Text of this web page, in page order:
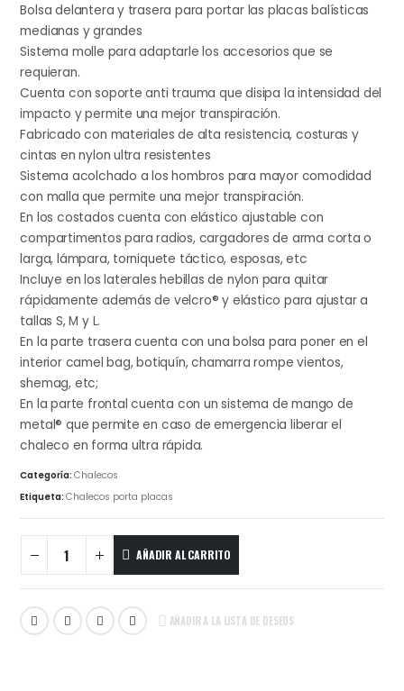
Bolsa delantera y trasera para portar las placas balísticas
medianas y grandes
Sistema molle para adaptarle los accesorios que se
requieran.
Cuenta con soporte anti trauma que disipa la intensidad del
impacto y permite una mejor transpiración.
Fabricado con materiales de alta resistencia, costuras y
cintas en nylon ultra resistentes
Sistema acolchado a los hombros para mayor comodidad
con malla que permite una mejor transpiración.
En los costados cuenta con elástico ajustable con
compartimentos para radios, cargadores de arma corta o
larga, lámpara, torniquete táctico, esposas, etc
Incluye en los laterales hebillas de nylon para quitar
rápidamente además de velcro® y elástico para ajustar a
tallas S, M y L.
En la parte trasera cuenta con una bolsa para poner en el
interior camel bag, botiquín, chamarra rompe vientos,
shemag, etc;
En la parte frontal cuenta con un sistema de mango de
metal® que permite en caso de emergencia liberar el
chaleco en forma ultra rápida.
Categoría:Chalecos
Etiqueta:Chalecos porta placas
AÑADIR AL CARRITO
AÑADIR A LA LISTA DE DESEOS